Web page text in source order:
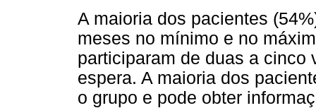
A maioria dos pacientes
meses no mínimo e no
participaram de duas a cinco
espera. A maioria dos
o grupo e pode obter